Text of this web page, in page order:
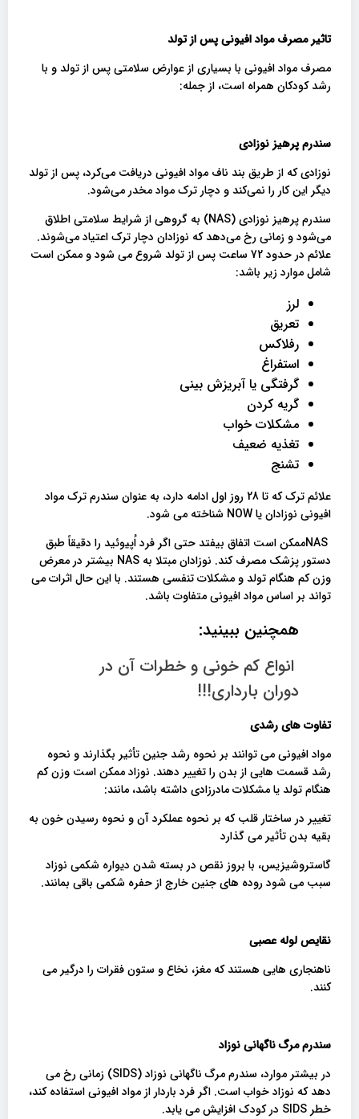
تاثیر مصرف مواد افیونی پس از تولد
مصرف مواد افیونی با بسیاری از عوارض سلامتی پس از تولد و با
رشد کودکان همراه است، از جمله:
سندرم پرهیز نوزادی
نوزادی که از طریق بند ناف مواد افیونی دریافت می‌کرد، پس از تولد
دیگر این کار را نمی‌کند و دچار ترک مواد مخدر می‌شود.
سندرم پرهیز نوزادی (NAS) به گروهی از شرایط سلامتی اطلاق
می‌شود و زمانی رخ می‌دهد که نوزادان دچار ترک اعتیاد می‌شوند.
علائم در حدود 72 ساعت پس از تولد شروع می شود و ممکن است
شامل موارد زیر باشد:
لرز
تعریق
رفلاکس
استفراغ
گرفتگی یا آبریزش بینی
گریه کردن
مشکلات خواب
تغذیه ضعیف
تشنج
علائم ترک که تا 28 روز اول ادامه دارد، به عنوان سندرم ترک مواد
افیونی نوزادان یا NOW شناخته می شود.
NASممکن است اتفاق بیفتد حتی اگر فرد اُپیوئید را دقیقاً طبق
دستور پزشک مصرف کند. نوزادان مبتلا به NAS بیشتر در معرض
وزن کم هنگام تولد و مشکلات تنفسی هستند. با این حال اثرات می
تواند بر اساس مواد افیونی متفاوت باشد.
همچنین ببینید:
انواع کم خونی و خطرات آن در
دوران بارداری!!!
تفاوت های رشدی
مواد افیونی می توانند بر نحوه رشد جنین تأثیر بگذارند و نحوه
رشد قسمت هایی از بدن را تغییر دهند. نوزاد ممکن است وزن کم
هنگام تولد یا مشکلات مادرزادی داشته باشد، مانند:
تغییر در ساختار قلب که بر نحوه عملکرد آن و نحوه رسیدن خون به
بقیه بدن تأثیر می گذارد
گاستروشیزیس، با بروز نقص در بسته شدن دیواره شکمی نوزاد
سبب می شود روده های جنین خارج از حفره شکمی باقی بمانند.
نقایص لوله عصبی
ناهنجاری هایی هستند که مغز، نخاع و ستون فقرات را درگیر می
کنند.
سندرم مرگ ناگهانی نوزاد
در بیشتر موارد، سندرم مرگ ناگهانی نوزاد (SIDS) زمانی رخ می
دهد که نوزاد خواب است. اگر فرد باردار از مواد افیونی استفاده کند،
خطر SIDS در کودک افزایش می یابد.